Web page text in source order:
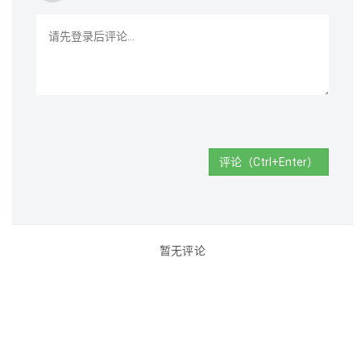
评论（Ctrl+Enter）
暂无评论